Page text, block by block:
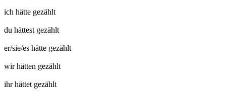
ich hätte gezählt
du hättest gezählt
er/sie/es hätte gezählt
wir hätten gezählt
ihr hättet gezählt